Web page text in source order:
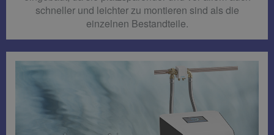
schneller und leichter zu montieren sind als die
einzelnen Bestandteile.